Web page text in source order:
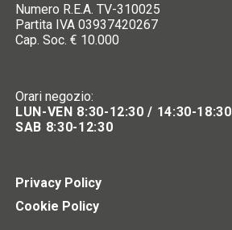
Numero R.E.A. TV-310025
Partita IVA 03937420267
Cap. Soc. € 10.000
Orari negozio:
LUN-VEN 8:30-12:30 / 14:30-18:30
SAB 8:30-12:30
Privacy Policy
Cookie Policy